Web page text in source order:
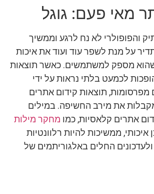
והפופולרי לא נח לרגע וממשיך
על מנת לשפר עוד ועוד את איכות
מספק למשתמשים. כאשר תוצאות
לכמעט בלתי נראות על ידי
מפרסומות, תוצאות קידום אתרים
את מירב החשיפה. במילים
אתרים קלאסיות, כמו מחקר מילות
איכותי, ממשיכות להיות רלוונטיות
החלים באלגוריתמים של